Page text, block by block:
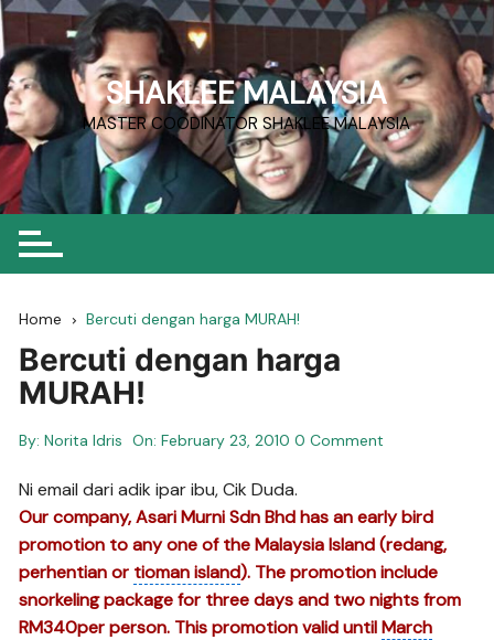
Skip
to
content
SHAKLEE MALAYSIA
MASTER COODINATOR SHAKLEE MALAYSIA
Home Bercuti dengan harga MURAH!
Bercuti dengan harga
MURAH!
By: Norita Idris On:February 23, 2010 0 Comment
Ni email dari adik ipar ibu, Cik Duda.
Our company, Asari Murni Sdn Bhd has anearly bird
promotion to any one of the Malaysia Island (redang,
perhentian or tioman island). The promotion include
snorkeling package for three days and two nights from
RM340per person. This promotion valid untilMarch